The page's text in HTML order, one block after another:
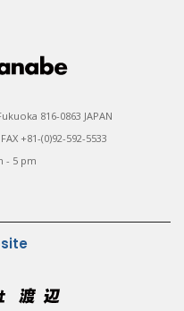
816-0863 JAPAN
+81-(0)92-592-5533
- 5 pm